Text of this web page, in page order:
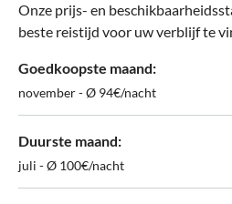
Onze prijs- en
beste reistijd voor uw verblijf te
Goedkoopste maand:
november - Ø 94€/nacht
Duurste maand:
juli - Ø 100€/nacht